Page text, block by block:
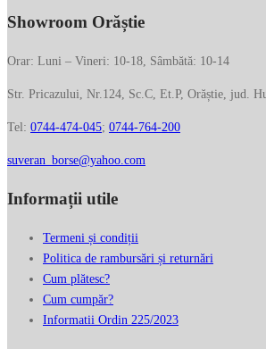
Showroom Orăștie
Orar: Luni – Vineri: 10-18, Sâmbătă: 10-14
Str. Pricazului, Nr.124, Sc.C, Et.P, Orăștie, jud.
Tel: 0744-474-045; 0744-764-200
suveran_borse@yahoo.com
Informații utile
Termeni și condiții
Politica de rambursări și returnări
Cum plătesc?
Cum cumpăr?
Informatii Ordin 225/2023